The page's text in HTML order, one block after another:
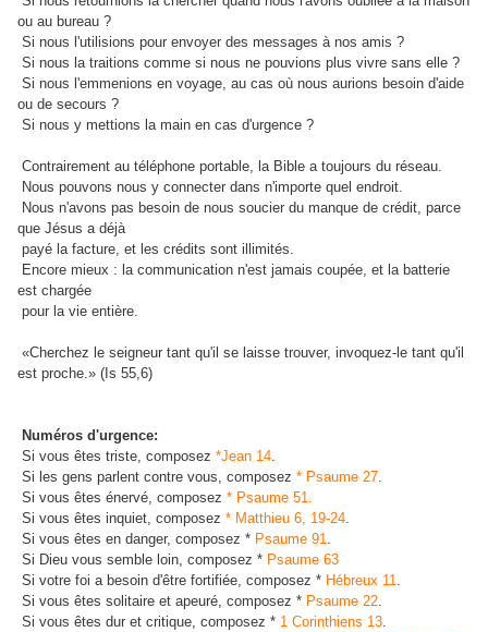
ou au bureau ?
Si nous l'utilisions pour envoyer des messages à nos amis ?
Si nous la traitions comme si nous ne pouvions plus vivre sans elle ?
Si nous l'emmenions en voyage, au cas où nous aurions besoin d'aide
ou de secours ?
Si nous y mettions la main en cas d'urgence ?
Contrairement au téléphone portable, la Bible a toujours du réseau.
Nous pouvons nous y connecter dans n'importe quel endroit.
Nous n'avons pas besoin de nous soucier du manque de crédit, parce
que Jésus a déjà
payé la facture, et les crédits sont illimités.
Encore mieux : la communication n'est jamais coupée, et la batterie
est chargée
pour la vie entière.
«Cherchez le seigneur tant qu'il se laisse trouver, invoquez-le tant qu'il
est proche.» (Is 55,6)
Numéros d'urgence:
Si vous êtes triste, composez *Jean 14.
Si les gens parlent contre vous, composez * Psaume 27.
Si vous êtes énervé, composez * Psaume 51.
Si vous êtes inquiet, composez * Matthieu 6, 19-24.
Si vous êtes en danger, composez * Psaume 91.
Si Dieu vous semble loin, composez * Psaume 63
Si votre foi a besoin d'être fortifiée, composez * Hébreux 11.
Si vous êtes solitaire et apeuré, composez * Psaume 22.
Si vous êtes dur et critique, composez * 1 Corinthiens 13.